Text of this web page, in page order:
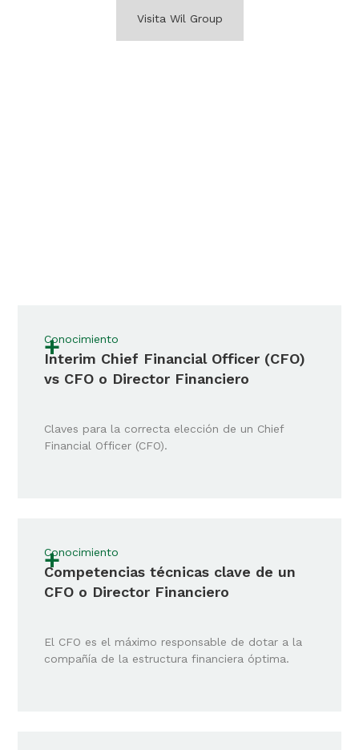
Visita Wil Group
Conocimiento
Interim Chief Financial Officer (CFO)
vs CFO o Director Financiero
Claves para la correcta elección de un Chief
Financial Officer (CFO).
+
Conocimiento
Competencias técnicas clave de un
CFO o Director Financiero
El CFO es el máximo responsable de dotar a la
compañía de la estructura financiera óptima.
+